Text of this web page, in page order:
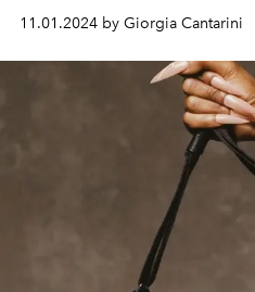
Gucci en de andere maisons
lente en zomer 2024
bij jou?
11.01.2024 by Giorgia Cantarini